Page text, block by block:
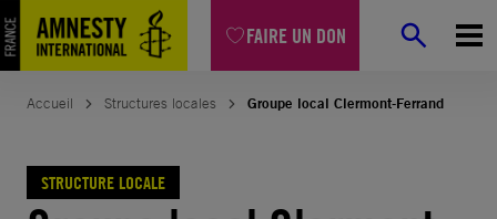
FAIRE UN DON
Aller
au
contenu
Accueil Structures locales Groupe local Clermont-Ferrand
STRUCTURE LOCALE